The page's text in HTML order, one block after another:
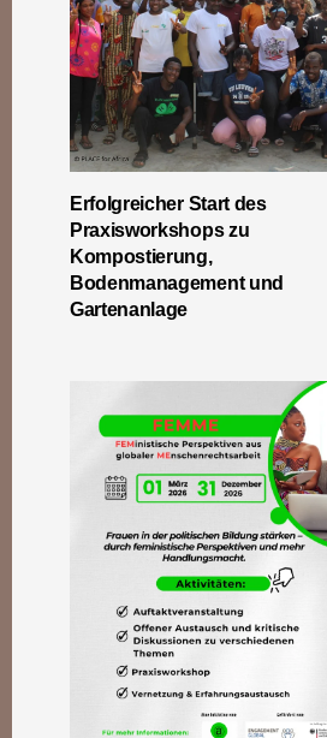
Erfolgreicher Start des
Praxisworkshops zu
Kompostierung,
Bodenmanagement und
Gartenanlage